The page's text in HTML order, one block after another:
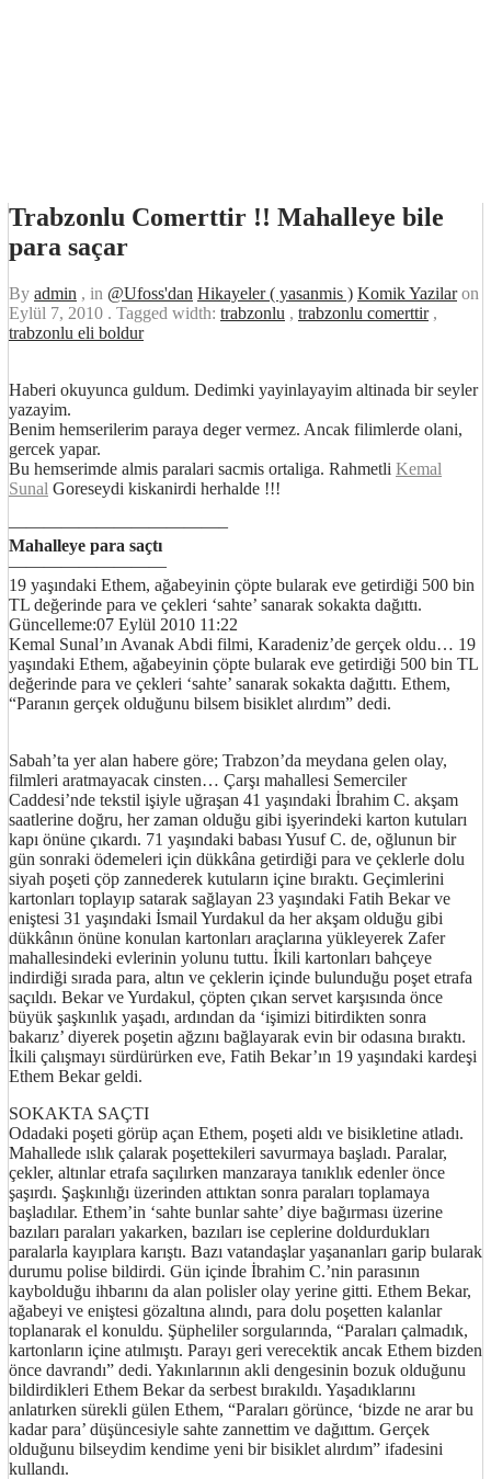
Trabzonlu Comerttir !! Mahalleye bile
para saçar
By admin , in @Ufoss'dan Hikayeler ( yasanmis ) Komik Yazilaron
Eylül 7, 2010 . Tagged width: trabzonlu , trabzonlu comerttir,
trabzonlu eli boldur
Haberi okuyunca guldum. Dedimki yayinlayayim altinada bir seyler
yazayim.
Benim hemserilerim paraya deger vermez. Ancak filimlerde olani,
gercek yapar.
Bu hemserimde almis paralari sacmis ortaliga. Rahmetli Kemal
Sunal Goreseydi kiskanirdi herhalde !!!
————————————–
Mahalleye para saçtı
—————————
19 yaşındaki Ethem, ağabeyinin çöpte bularak eve getirdiği 500 bin
TL değerinde para ve çekleri ‘sahte’ sanarak sokakta dağıttı.
Güncelleme:07 Eylül 2010 11:22
Kemal Sunal’ın Avanak Abdi filmi, Karadeniz’de gerçek oldu… 19
yaşındaki Ethem, ağabeyinin çöpte bularak eve getirdiği 500 bin TL
değerinde para ve çekleri ‘sahte’ sanarak sokakta dağıttı. Ethem,
“Paranın gerçek olduğunu bilsem bisiklet alırdım” dedi.
Sabah’ta yer alan habere göre; Trabzon’da meydana gelen olay,
filmleri aratmayacak cinsten… Çarşı mahallesi Semerciler
Caddesi’nde tekstil işiyle uğraşan 41 yaşındaki İbrahim C. akşam
saatlerine doğru, her zaman olduğu gibi işyerindeki karton kutuları
kapı önüne çıkardı. 71 yaşındaki babası Yusuf C. de, oğlunun bir
gün sonraki ödemeleri için dükkâna getirdiği para ve çeklerle dolu
siyah poşeti çöp zannederek kutuların içine bıraktı. Geçimlerini
kartonları toplayıp satarak sağlayan 23 yaşındaki Fatih Bekar ve
eniştesi 31 yaşındaki İsmail Yurdakul da her akşam olduğu gibi
dükkânın önüne konulan kartonları araçlarına yükleyerek Zafer
mahallesindeki evlerinin yolunu tuttu. İkili kartonları bahçeye
indirdiği sırada para, altın ve çeklerin içinde bulunduğu poşet etrafa
saçıldı. Bekar ve Yurdakul, çöpten çıkan servet karşısında önce
büyük şaşkınlık yaşadı, ardından da ‘işimizi bitirdikten sonra
bakarız’ diyerek poşetin ağzını bağlayarak evin bir odasına bıraktı.
İkili çalışmayı sürdürürken eve, Fatih Bekar’ın 19 yaşındaki kardeşi
Ethem Bekar geldi.
SOKAKTA SAÇTI
Odadaki poşeti görüp açan Ethem, poşeti aldı ve bisikletine atladı.
Mahallede ıslık çalarak poşettekileri savurmaya başladı. Paralar,
çekler, altınlar etrafa saçılırken manzaraya tanıklık edenler önce
şaşırdı. Şaşkınlığı üzerinden attıktan sonra paraları toplamaya
başladılar. Ethem’in ‘sahte bunlar sahte’ diye bağırması üzerine
bazıları paraları yakarken, bazıları ise ceplerine doldurdukları
paralarla kayıplara karıştı. Bazı vatandaşlar yaşananları garip bularak
durumu polise bildirdi. Gün içinde İbrahim C.’nin parasının
kaybolduğu ihbarını da alan polisler olay yerine gitti. Ethem Bekar,
ağabeyi ve eniştesi gözaltına alındı, para dolu poşetten kalanlar
toplanarak el konuldu. Şüpheliler sorgularında, “Paraları çalmadık,
kartonların içine atılmıştı. Parayı geri verecektik ancak Ethem bizden
önce davrandı” dedi. Yakınlarının akli dengesinin bozuk olduğunu
bildirdikleri Ethem Bekar da serbest bırakıldı. Yaşadıklarını
anlatırken sürekli gülen Ethem, “Paraları görünce, ‘bizde ne arar bu
kadar para’ düşüncesiyle sahte zannettim ve dağıttım. Gerçek
olduğunu bilseydim kendime yeni bir bisiklet alırdım” ifadesini
kullandı.